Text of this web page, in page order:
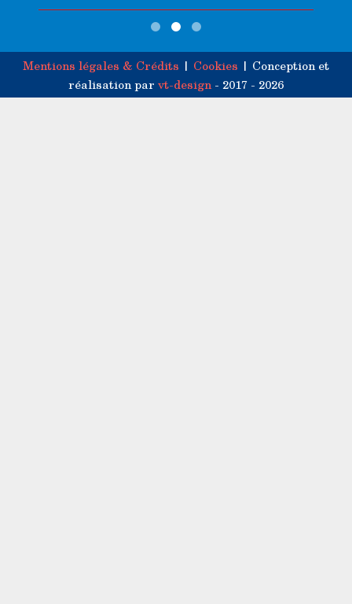
Mentions légales & Crédits | Cookies | Conception et
réalisation par vt-design- 2017 - 2026